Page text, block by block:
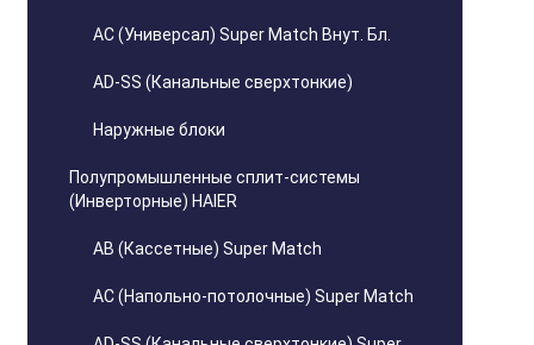
AC (Универсал) Super Match Внут. Бл.
AD-SS (Канальные сверхтонкие)
Наружные блоки
Полупромышленные сплит-системы
(Инверторные) HAIER
AB (Кассетные) Super Match
AC (Напольно-потолочные) Super Match